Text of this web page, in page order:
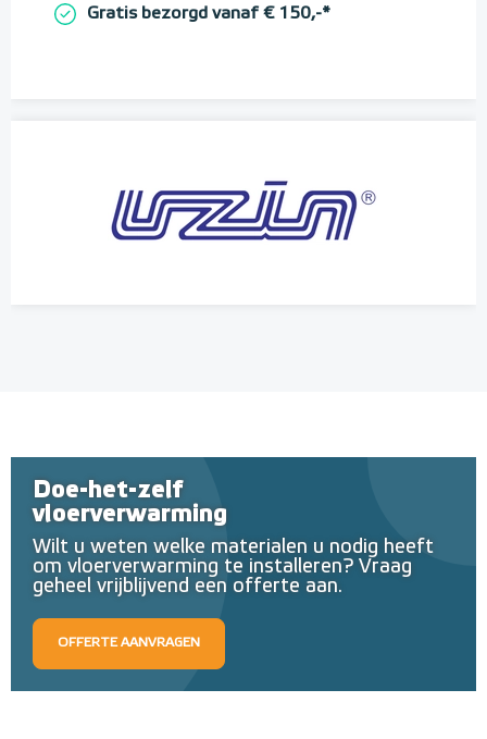
Gratis bezorgd vanaf € 150,-*
Doe-het-zelf
vloerverwarming
Wilt u weten welke materialen u nodig heeft
om vloerverwarming te installeren? Vraag
geheel vrijblijvend een offerte aan.
OFFERTE AANVRAGEN